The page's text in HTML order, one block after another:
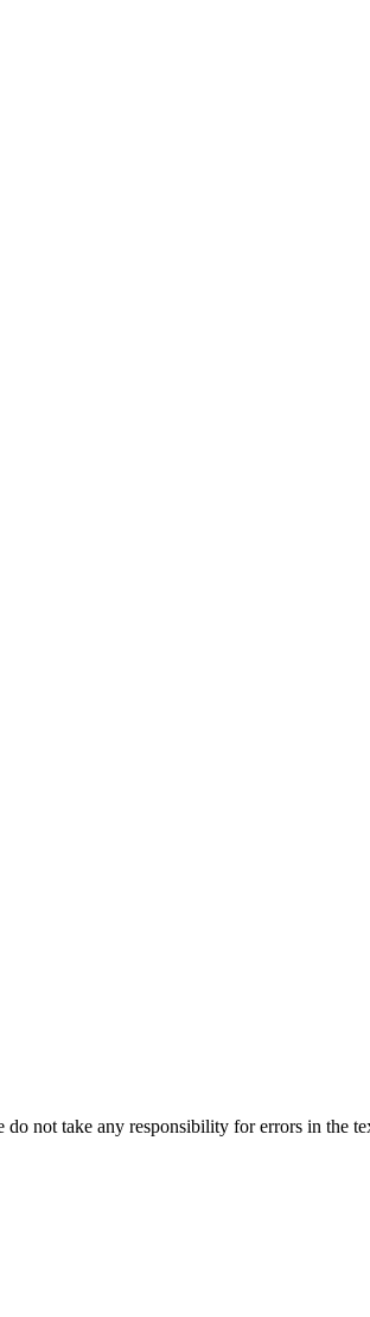
do not take any responsibility for errors in the